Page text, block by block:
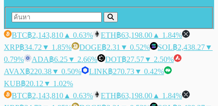
BTC฿2,143,810 ▲ 0.63% ETH฿63,198.00 ▲ 1.84%
XRP฿34.72 ▼ 1.85% DOGE฿2.31 ▼ 0.52% SOL฿2,438.27▼
0.79%
ADA฿6.25▼ 2.66% DOT฿27.57▼ 2.50%
AVAX฿220.38▼ 0.50% LINK฿270.73▼ 0.42%
KUB฿20.12 ▼ 1.02%
BTC฿2,143,810 ▲ 0.63% ETH฿63,198.00 ▲ 1.84%